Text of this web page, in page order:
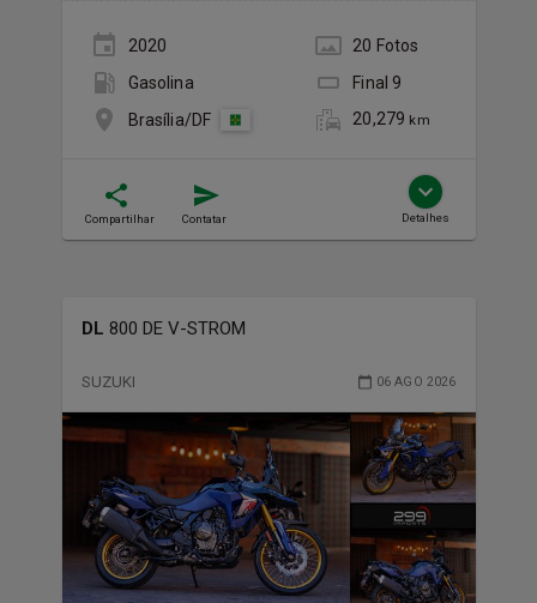
2020 20 Fotos
Gasolina
Final 9
Brasília/DF
20,279 km
Compartilhar Contatar Detalhes
DL 800 DE V-STROM
SUZUKI 06 AGO 2026